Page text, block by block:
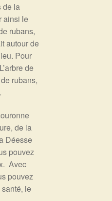
de la
ainsi le
rubans,
autour de
Pour
de
rubans,
de la
Déesse
pouvez
Avec
pouvez
le